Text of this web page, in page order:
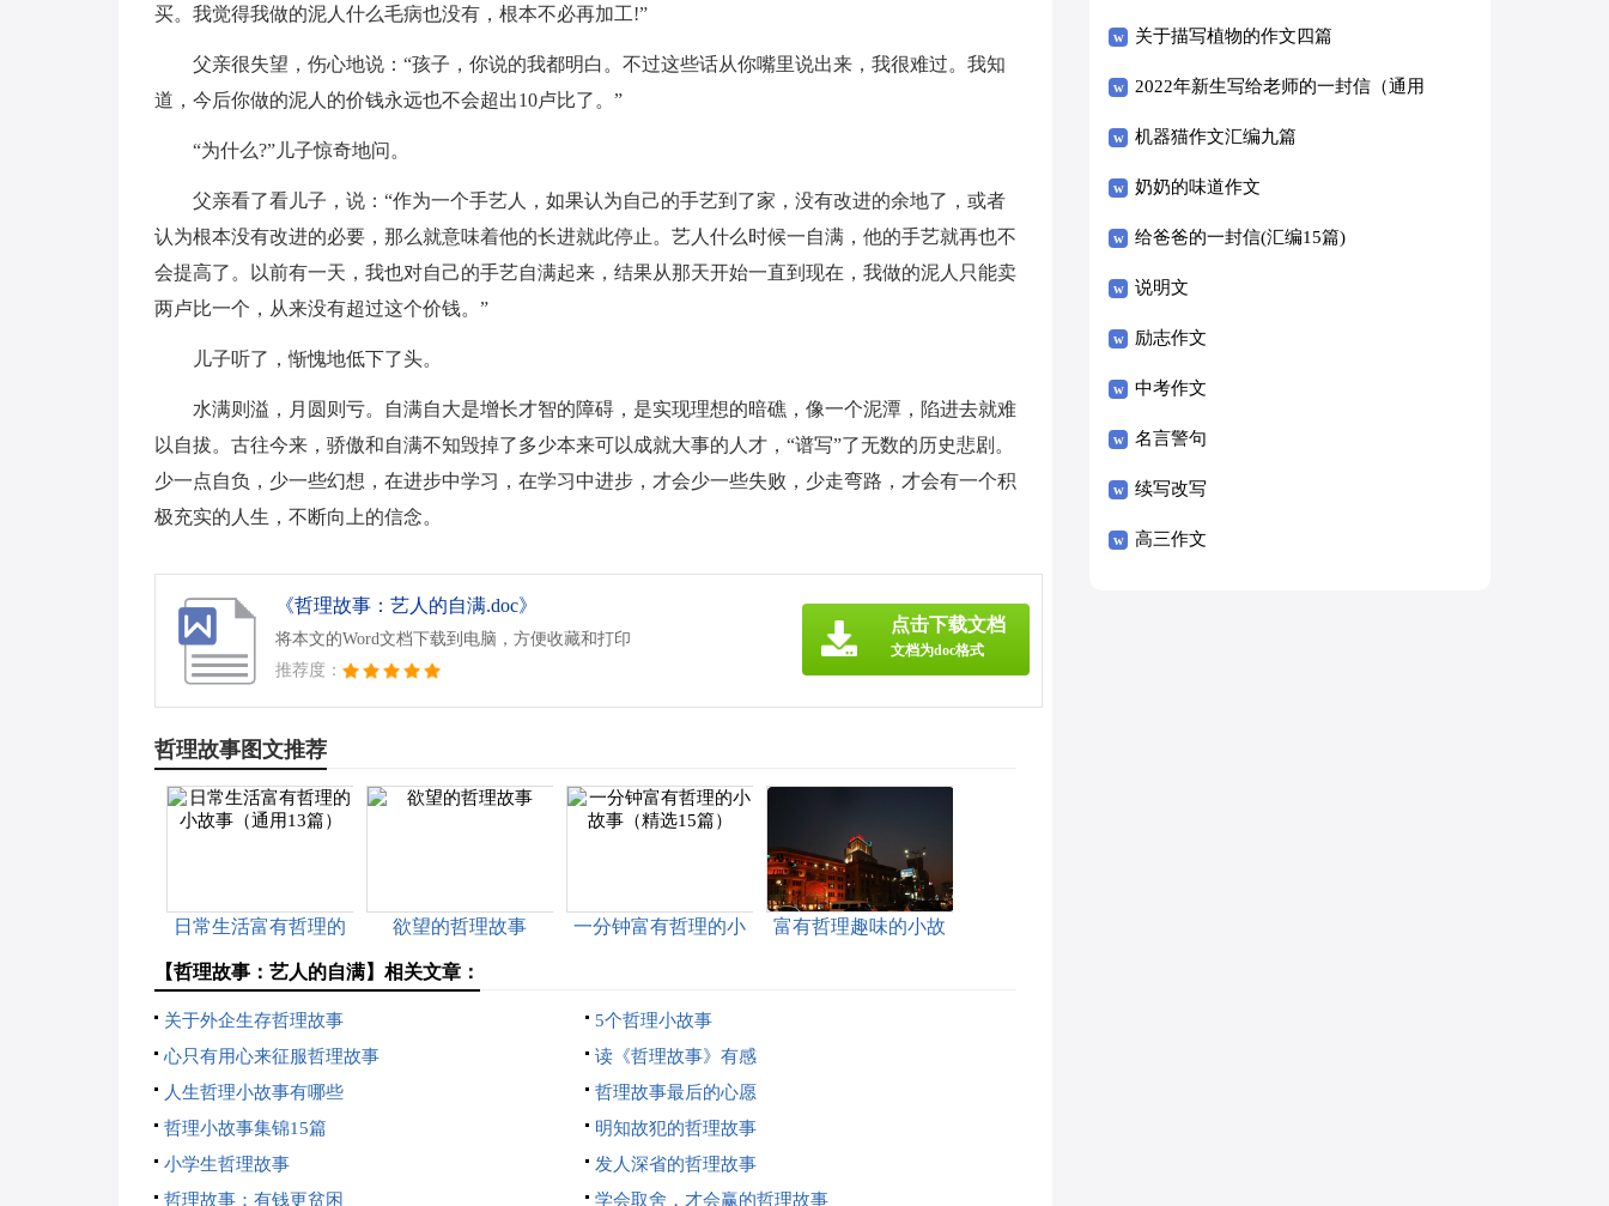
买。我觉得我做的泥人什么毛病也没有，根本不必再加工!”
父亲很失望，伤心地说：“孩子，你说的我都明白。不过这些话从你嘴里说出来，我很难过。我知
道，今后你做的泥人的价钱永远也不会超出10卢比了。”
“为什么?”儿子惊奇地问。
父亲看了看儿子，说：“作为一个手艺人，如果认为自己的手艺到了家，没有改进的余地了，或者
认为根本没有改进的必要，那么就意味着他的长进就此停止。艺人什么时候一自满，他的手艺就再也不
会提高了。以前有一天，我也对自己的手艺自满起来，结果从那天开始一直到现在，我做的泥人只能卖
两卢比一个，从来没有超过这个价钱。”
儿子听了，惭愧地低下了头。
水满则溢，月圆则亏。自满自大是增长才智的障碍，是实现理想的暗礁，像一个泥潭，陷进去就难
以自拔。古往今来，骄傲和自满不知毁掉了多少本来可以成就大事的人才，“谱写”了无数的历史悲剧。
少一点自负，少一些幻想，在进步中学习，在学习中进步，才会少一些失败，少走弯路，才会有一个积
极充实的人生，不断向上的信念。
《哲理故事：艺人的自满.doc》
将本文的Word文档下载到电脑，方便收藏和打印
推荐度：
点击下载文档
文档为doc格式
哲理故事图文推荐
日常生活富有哲理的
欲望的哲理故事
一分钟富有哲理的小
富有哲理趣味的小故
【哲理故事：艺人的自满】相关文章：
关于外企生存哲理故事
5个哲理小故事
心只有用心来征服哲理故事
读《哲理故事》有感
人生哲理小故事有哪些
哲理故事最后的心愿
哲理小故事集锦15篇
明知故犯的哲理故事
小学生哲理故事
发人深省的哲理故事
哲理故事：有钱更贫困
学会取舍，才会赢的哲理故事
关于描写植物的作文四篇
2022年新生写给老师的一封信（通用
8篇）
机器猫作文汇编九篇
奶奶的味道作文
给爸爸的一封信(汇编15篇)
说明文
励志作文
中考作文
名言警句
续写改写
高三作文